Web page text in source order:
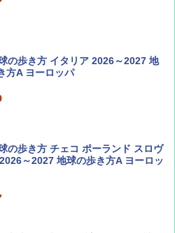
2026年8月号「南アルプス大全」
特集 星野道夫 夢見る旅
の歩き方 イタリア 2026～2027 地
方A ヨーロッパ
の歩き方 チェコ ポーランド スロヴ
～2027 地球の歩き方A ヨーロッ